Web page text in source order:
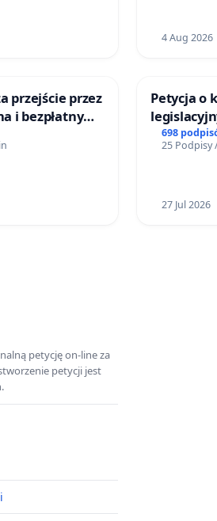
4 Aug 2026
przejście przez
i bezpłatny
dla
Nysa
Petycja o
reformą
698
25 Podpisy
27 Jul 2026
petycję on-line za
petycji jest